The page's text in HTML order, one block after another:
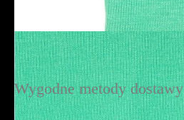
Wygodne metody dostawy